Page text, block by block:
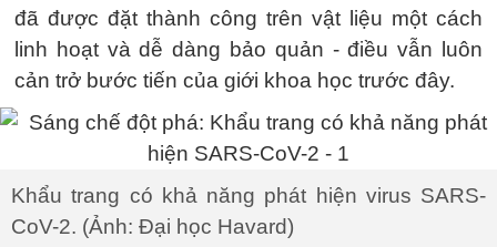
đã được đặt thành công trên vật liệu một cách
linh hoạt và dễ dàng bảo quản - điều vẫn luôn
cản trở bước tiến của giới khoa học trước đây.
Khẩu trang có khả năng phát hiện virus SARS-
CoV-2. (Ảnh: Đại học Havard)